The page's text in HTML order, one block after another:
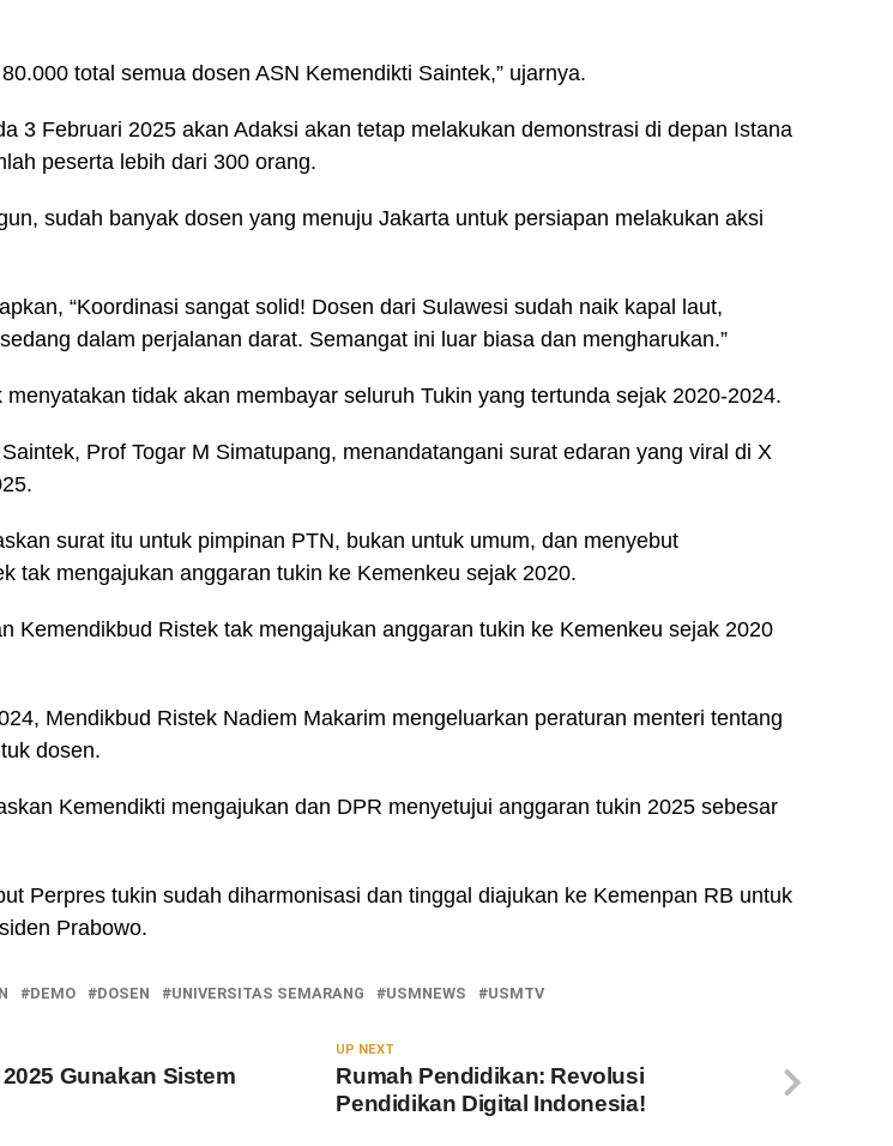
total semua dosen ASN Kemendikti Saintek,” ujarnya.
3 Februari 2025 akan Adaksi akan tetap melakukan demonstrasi di depan Istana
peserta lebih dari 300 orang.
sudah banyak dosen yang menuju Jakarta untuk persiapan melakukan aksi
“Koordinasi sangat solid! Dosen dari Sulawesi sudah naik kapal laut,
dalam perjalanan darat. Semangat ini luar biasa dan mengharukan.”
menyatakan tidak akan membayar seluruh Tukin yang tertunda sejak 2020-2024.
Prof Togar M Simatupang, menandatangani surat edaran yang viral di X
surat itu untuk pimpinan PTN, bukan untuk umum, dan menyebut
tak mengajukan anggaran tukin ke Kemenkeu sejak 2020.
Kemendikbud Ristek tak mengajukan anggaran tukin ke Kemenkeu sejak 2020
Mendikbud Ristek Nadiem Makarim mengeluarkan peraturan menteri tentang
dosen.
Kemendikti mengajukan dan DPR menyetujui anggaran tukin 2025 sebesar
Perpres tukin sudah diharmonisasi dan tinggal diajukan ke Kemenpan RB untuk
Prabowo.
DEMO DOSEN UNIVERSITAS SEMARANG USMNEWS USMTV
UP NEXT
Rumah Pendidikan: Revolusi
Pendidikan Digital Indonesia!
Gunakan Sistem